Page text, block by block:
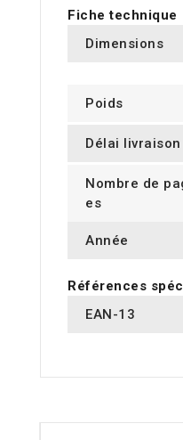
Fiche technique
Dimensions
Poids
Délai livraison
Nombre de
es
Année
Références
EAN-13